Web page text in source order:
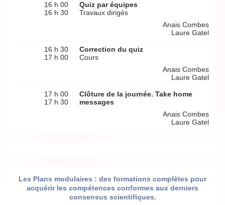
16 h 00
16 h 30
Quiz par équipes
Travaux dirigés
Anais Combes
Laure Gatel
16 h 30
17 h 00
Correction du quiz
Cours
Anais Combes
Laure Gatel
17 h 00
17 h 30
Clôture de la journée. Take home
messages
Anais Combes
Laure Gatel
Les Plans modulaires : des formations complètes pour
acquérir les compétences conformes aux derniers
consensus scientifiques.